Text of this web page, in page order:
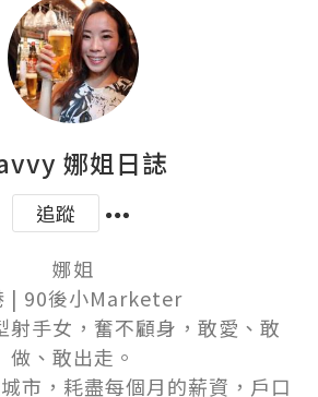
娜姐日誌
追蹤
娜姐
| 90後小Marketer
射手女，奮不顧身，敢愛、敢
做、敢出走。
市，耗盡每個月的薪資，戶口